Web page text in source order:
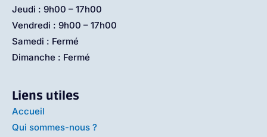
Jeudi : 9h00 – 17h00
Vendredi : 9h00 – 17h00
Samedi : Fermé
Dimanche : Fermé
Liens utiles
Accueil
Qui sommes-nous ?